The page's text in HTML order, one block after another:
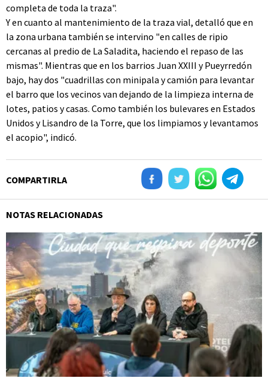
completa de toda la traza".
Y en cuanto al mantenimiento de la traza vial, detalló que en
la zona urbana también se intervino "en calles de ripio
cercanas al predio de La Saladita, haciendo el repaso de las
mismas". Mientras que en los barrios Juan XXIII y Pueyrredón
bajo, hay dos "cuadrillas con minipala y camión para levantar
el barro que los vecinos van dejando de la limpieza interna de
lotes, patios y casas. Como también los bulevares en Estados
Unidos y Lisandro de la Torre, que los limpiamos y levantamos
el acopio", indicó.
COMPARTIRLA
NOTAS RELACIONADAS